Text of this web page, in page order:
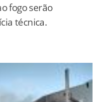
fogo serão
técnica.